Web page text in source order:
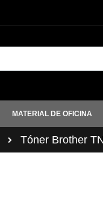
MATERIAL DE OFICINA
Tóner Brother